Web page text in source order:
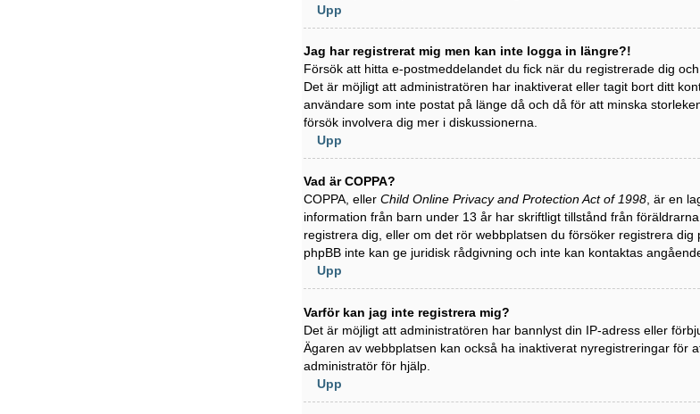
Upp
Jag har registrerat mig men kan inte logga in längre?!
Försök att hitta e-postmeddelandet du fick när du registrerade dig
Det är möjligt att administratören har inaktiverat eller tagit bort ditt
användare som inte postat på länge då och då för att minska
försök involvera dig mer i diskussionerna.
Upp
Vad är COPPA?
COPPA, eller Child Online Privacy and Protection Act of 1998, är en
information från barn under 13 år har skriftligt tillstånd från
registrera dig, eller om det rör webbplatsen du försöker registrera
phpBB inte kan ge juridisk rådgivning och inte kan kontaktas
Upp
Varför kan jag inte registrera mig?
Det är möjligt att administratören har bannlyst din IP-adress eller
Ägaren av webbplatsen kan också ha inaktiverat nyregistreringar för
administratör för hjälp.
Upp